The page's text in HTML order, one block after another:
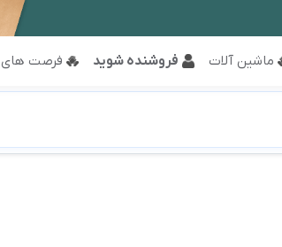
ماشین آلات فروشنده شوید فرصت